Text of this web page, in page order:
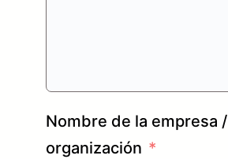
Nombre de la empresa /
organización